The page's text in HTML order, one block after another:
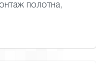
полотна,
светильники,